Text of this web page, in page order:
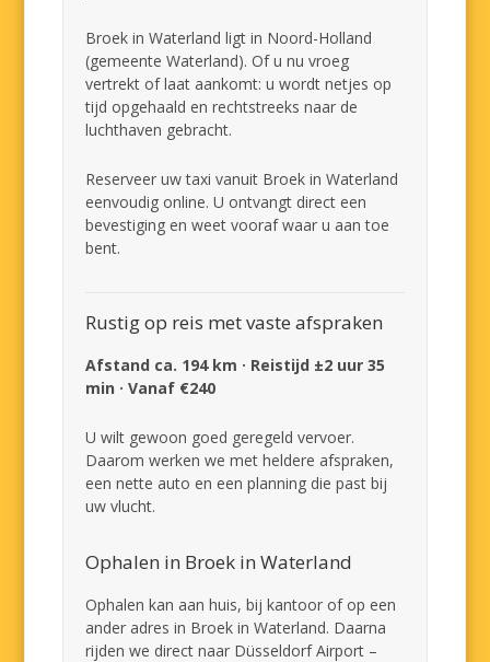
Broek in Waterland ligt in Noord-Holland
(gemeente Waterland). Of u nu vroeg
vertrekt of laat aankomt: u wordt netjes op
tijd opgehaald en rechtstreeks naar de
luchthaven gebracht.
Reserveer uw taxi vanuit Broek in Waterland
eenvoudig online. U ontvangt direct een
bevestiging en weet vooraf waar u aan toe
bent.
Rustig op reis met vaste afspraken
Afstand ca. 194 km · Reistijd ±2 uur 35
min · Vanaf €240
U wilt gewoon goed geregeld vervoer.
Daarom werken we met heldere afspraken,
een nette auto en een planning die past bij
uw vlucht.
Ophalen in Broek in Waterland
Ophalen kan aan huis, bij kantoor of op een
ander adres in Broek in Waterland. Daarna
rijden we direct naar Düsseldorf Airport –